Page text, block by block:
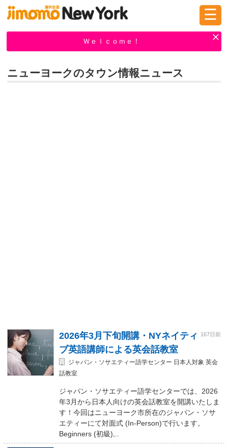
☰
Ｗｅｌｃｏｍｅ！
ニューヨークのタウン情報ニュース
2026年3月下旬開講・NYネイティ
ブ英語講師による英会話教室
167日前
ジャパン・ソサエティー語学センター 日本人対象 英会
話教室
ジャパン・ソサエティー語学センターでは、2026
年3月から日本人向けの英会話教室を開講いたしま
す！今回はニューヨーク市所在のジャパン・ソサ
エティーにて対面式 (In-Person)で行います。
Beginners (初級),..